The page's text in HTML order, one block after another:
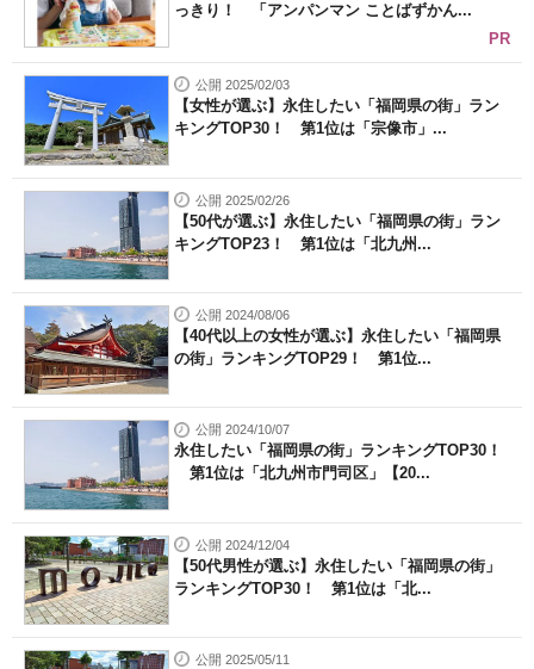
っきり！ 「アンパンマン ことばずかん...
PR
公開 2025/02/03
【女性が選ぶ】永住したい「福岡県の街」ラン
キングTOP30！ 第1位は「宗像市」...
公開 2025/02/26
【50代が選ぶ】永住したい「福岡県の街」ラン
キングTOP23！ 第1位は「北九州...
公開 2024/08/06
【40代以上の女性が選ぶ】永住したい「福岡県
の街」ランキングTOP29！ 第1位...
公開 2024/10/07
永住したい「福岡県の街」ランキングTOP30！
第1位は「北九州市門司区」【20...
公開 2024/12/04
【50代男性が選ぶ】永住したい「福岡県の街」
ランキングTOP30！ 第1位は「北...
公開 2025/05/11